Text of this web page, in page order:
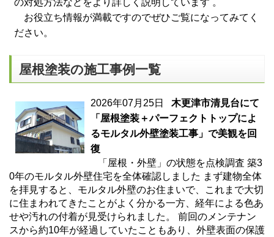
お役立ち情報が満載ですのでぜひご覧になってみてく
ださい。
屋根塗装の施工事例一覧
2026年07月25日 木更津市清見台にて
「屋根塗装＋パーフェクトトップによ
るモルタル外壁塗装工事」で美観を回
復
「屋根・外壁」の状態を点検調査 築3
0年のモルタル外壁住宅を全体確認しました まず建物全体
を拝見すると、モルタル外壁のお住まいで、これまで大切
に住まわれてきたことがよく分かる一方、経年による色あ
せや汚れの付着が見受けられました。 前回のメンテナン
スから約10年が経過していたこともあり、外壁表面の保護